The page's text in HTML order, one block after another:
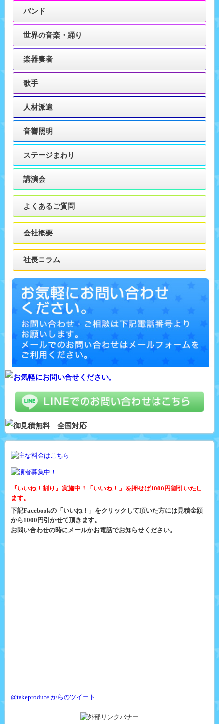
バンド
世界の音楽・踊り
楽器奏者
歌手
人材派遣
音響照明
ステージまわり
講演会
よくあるご質問
会社概要
社長コラム
『いいね！割り』実施中！「いいね！」を押せば1000円割引いたし
ます。
下記Facebookの「いいね！」をクリックして頂いた方には見積金額
から1000円引かせて頂きます。
お問い合わせの時にメールかお電話でお知らせください。
@takeproduce からのツイート